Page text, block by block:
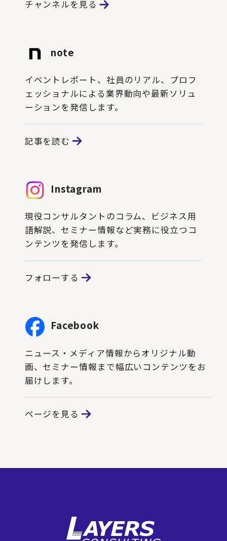
チャンネルを見る
note
イベントレポート、社員のリアル、プロフ
ェッショナルによる業界動向や最新ソリュ
ーションを発信します。
記事を読む
Instagram
現役コンサルタントのコラム、ビジネス用
語解説、セミナー情報など実務に役立つコ
ンテンツを発信します。
フォローする
Facebook
ニュース・メディア情報からオリジナル動
画、セミナー情報まで幅広いコンテンツをお
届けします。
ページを見る